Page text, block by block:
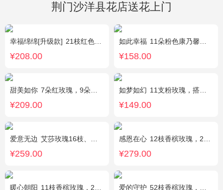
荆门沙洋县花店送花上门
幸福绵绵[升级款] 21枝红色康乃馨，加拿大黄莺，满天星间插丰满
¥208.00
如此幸福 11朵粉色康乃馨，黄莺、满天星搭配。
¥158.00
甜美如你 7朵红玫瑰，9朵戴安娜粉玫瑰，白色满天星丰满间插，尤加利搭配
¥209.00
如梦如幻 11支粉玫瑰，搭配红豆点缀。
¥149.00
爱意无边 艾莎玫瑰16枝、白色洋桔梗5枝、尤加利10枝
¥259.00
感恩在心 12枝香槟玫瑰，2枝向日葵，搭配白色满天星、尤加利叶
¥279.00
暖心朝阳 11枝香槟玫瑰，2枝向日葵，多头黄玫瑰（或类似配材替换）、桔梗搭配 爱的守护 52枝香槟玫瑰，外围桔梗